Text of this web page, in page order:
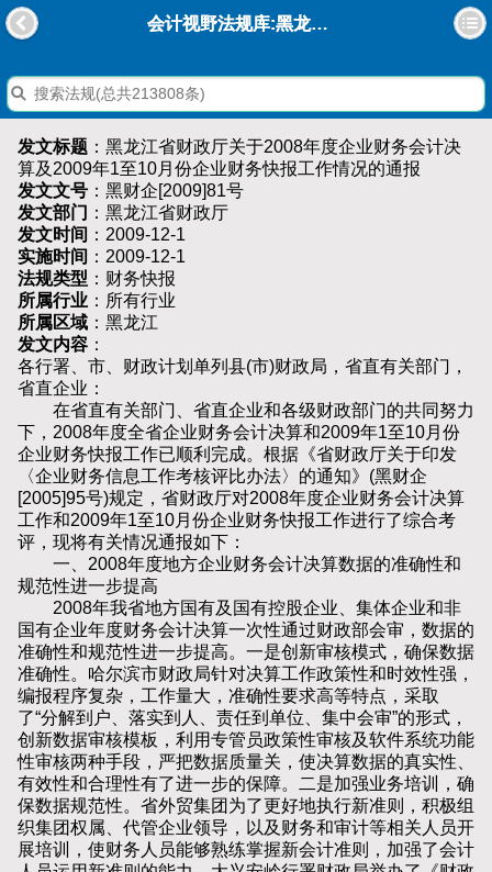
会计视野法规库:黑龙江省财政厅关于2008年度企业财务会计决算及2009年1至10月份企业财务快报工作情况的通报
发文标题 ：黑龙江省财政厅关于2008年度企业财务会计决
算及2009年1至10月份企业财务快报工作情况的通报
发文文号 ：黑财企[2009]81号
发文部门 ：黑龙江省财政厅
发文时间 ：2009-12-1
实施时间 ：2009-12-1
法规类型 ：财务快报
所属行业 ：所有行业
所属区域 ：黑龙江
发文内容 ：
各行署、市、财政计划单列县(市)财政局，省直有关部门，
省直企业：
在省直有关部门、省直企业和各级财政部门的共同努力
下，2008年度全省企业财务会计决算和2009年1至10月份
企业财务快报工作已顺利完成。根据《省财政厅关于印发
〈企业财务信息工作考核评比办法〉的通知》(黑财企
[2005]95号)规定，省财政厅对2008年度企业财务会计决算
工作和2009年1至10月份企业财务快报工作进行了综合考
评，现将有关情况通报如下：
一、2008年度地方企业财务会计决算数据的准确性和
规范性进一步提高
2008年我省地方国有及国有控股企业、集体企业和非
国有企业年度财务会计决算一次性通过财政部会审，数据的
准确性和规范性进一步提高。一是创新审核模式，确保数据
准确性。哈尔滨市财政局针对决算工作政策性和时效性强，
编报程序复杂，工作量大，准确性要求高等特点，采取
了“分解到户、落实到人、责任到单位、集中会审”的形式，
创新数据审核模板，利用专管员政策性审核及软件系统功能
性审核两种手段，严把数据质量关，使决算数据的真实性、
有效性和合理性有了进一步的保障。二是加强业务培训，确
保数据规范性。省外贸集团为了更好地执行新准则，积极组
织集团权属、代管企业领导，以及财务和审计等相关人员开
展培训，使财务人员能够熟练掌握新会计准则，加强了会计